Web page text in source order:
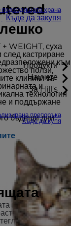
подходящата храна
Къде да закупя
Продукти
Научете
За Hill's
препоръка
Къде да купя
WEIGHT, суха
след кастриране
към
ползи,
клиники за
и
технология
и поддържане
бъдещи дни.
пола, след
за